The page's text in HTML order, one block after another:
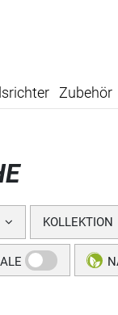
Zubehör
KOLLEKTION